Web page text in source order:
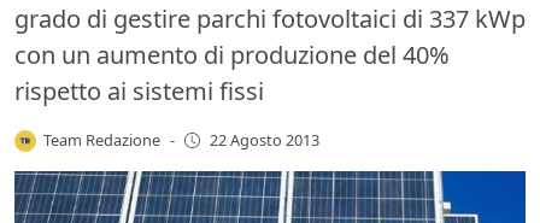
grado di gestire parchi fotovoltaici di 337 kWp
con un aumento di produzione del 40%
rispetto ai sistemi fissi
Team Redazione - 22 Agosto 2013